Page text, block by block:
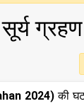
सूर्य
2024)की